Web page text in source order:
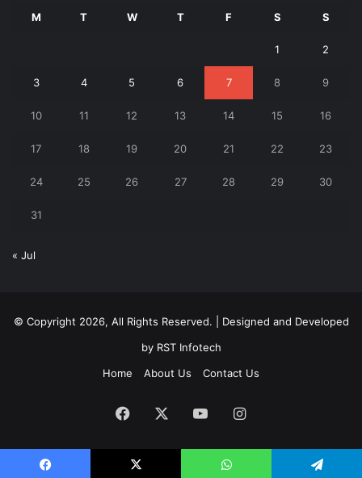
M T W T F S S
1 2
3 4 5 6 7 8 9
10 11 12 13 14 15 16
17 18 19 20 21 22 23
24 25 26 27 28 29 30
31
« Jul
© Copyright 2026, All Rights Reserved. | Designed and Developed
byRST Infotech
Home
About Us Contact Us
Facebook YouTubeInstagram